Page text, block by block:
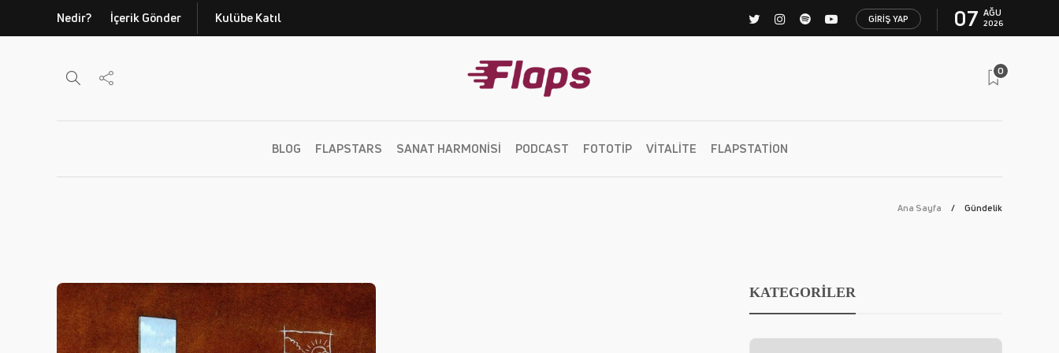
Nedir? İçerik Gönder Kulübe Katıl GIRIŞ YAP 07 AĞU
2026
0
BLOG FLAPSTARS SANAT HARMONISI PODCAST FOTOTIP VITALITE FLAPSTATION
Ana Sayfa Gündelik
KATEGORİLER